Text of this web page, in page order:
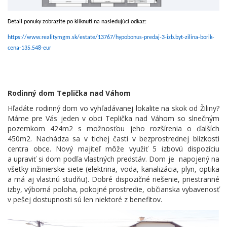
Detail ponuky zobrazíte po kliknutí na nasledujúci odkaz:
https://www.realitymgm.sk/estate/13767/hypobonus-predaj-3-izb.byt-zilina-borik-
cena-135.548-eur
Rodinný dom Teplička nad Váhom
Hľadáte rodinný dom vo vyhľadávanej lokalite na skok od Žiliny?
Máme pre Vás jeden v obci Teplička nad Váhom so slnečným
pozemkom 424m2 s možnosťou jeho rozšírenia o ďalších
450m2. Nachádza sa v tichej časti v bezprostrednej blízkosti
centra obce. Nový majiteľ môže využiť 5 izbovú dispozíciu
a upraviť si dom podľa vlastných predstáv. Dom je napojený na
všetky inžinierske siete (elektrina, voda, kanalizácia, plyn, optika
a má aj vlastnú studňu). Dobré dispozičné riešenie, priestranné
izby, výborná poloha, pokojné prostredie, občianska vybavenosť
v pešej dostupnosti sú len niektoré z benefitov.